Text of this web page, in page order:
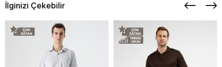
İlginizi Çekebilir